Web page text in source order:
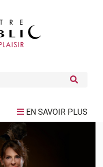
EN SAVOIR PLUS